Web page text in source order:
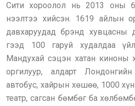
Сити хороолол нь 2013 оны
нээлтээ хийсэн. 1619 айлын
давхаруудад брэнд хувцасны
гээд 100 гаруй худалдаа
Мандухай сэцэн хатан киноны
оргилуур, алдарт
автобус, хайрын хөшөө, 1000
театр, сагсан бөмбөг ба